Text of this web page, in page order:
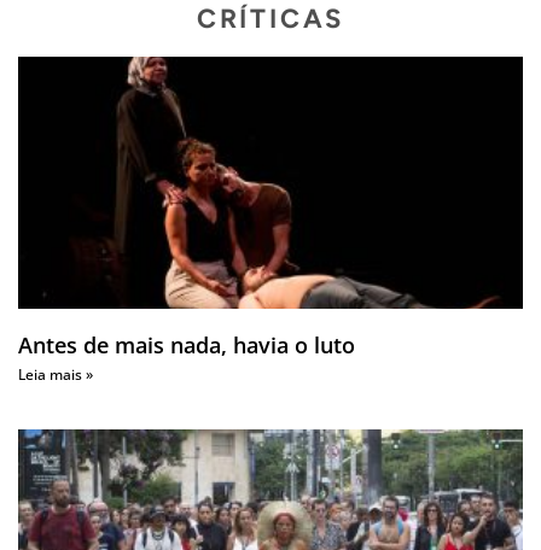
CRÍTICAS
Antes de mais nada, havia o luto
Leia mais »